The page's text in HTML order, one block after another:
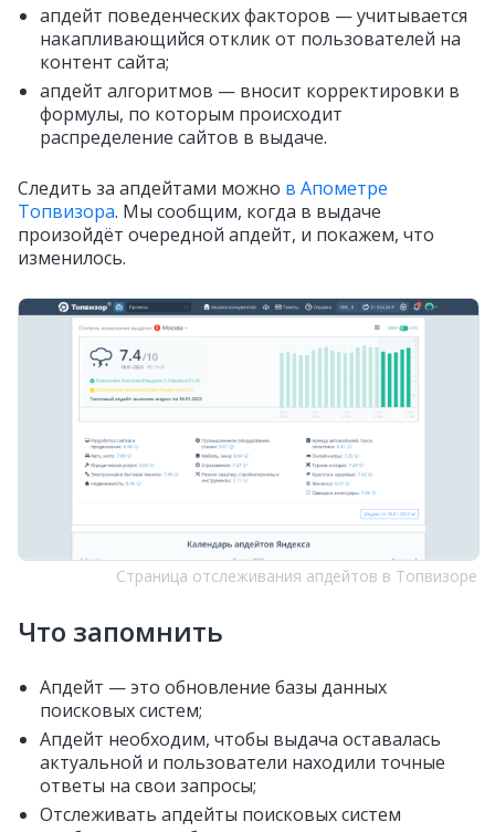
апдейт поведенческих факторов — учитывается
накапливающийся отклик от пользователей на
контент сайта;
апдейт алгоритмов — вносит корректировки в
формулы, по которым происходит
распределение сайтов в выдаче.
Следить за апдейтами можно в Апометре
Топвизора. Мы сообщим, когда в выдаче
произойдёт очередной апдейт, и покажем, что
изменилось.
Страница отслеживания апдейтов в Топвизоре
Что запомнить
Апдейт — это обновление базы данных
поисковых систем;
Апдейт необходим, чтобы выдача оставалась
актуальной и пользователи находили точные
ответы на свои запросы;
Отслеживать апдейты поисковых систем